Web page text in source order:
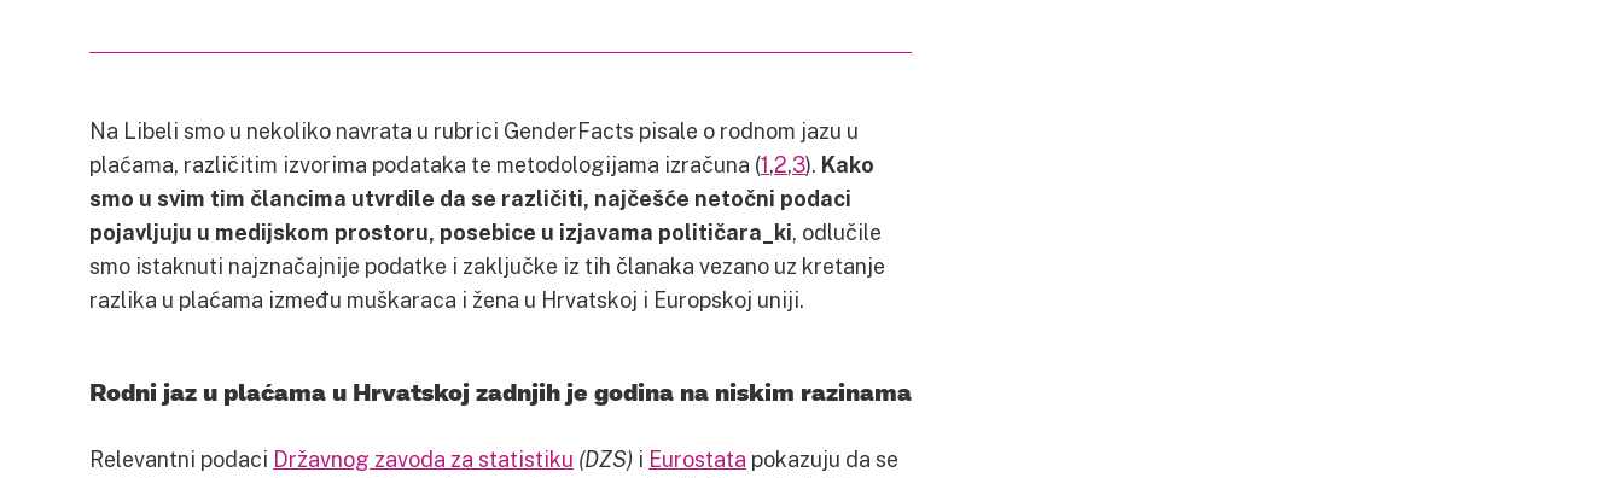
Na Libeli smo u nekoliko navrata u rubrici GenderFacts pisale o rodnom jazu u
plaćama, različitim izvorima podataka te metodologijama izračuna (1,2,3). Kako
smo u svim tim člancima utvrdile da se različiti, najčešće netočni podaci
pojavljuju u medijskom prostoru, posebice u izjavama političara_ki, odlučile
smo istaknuti najznačajnije podatke i zaključke iz tih članaka vezano uz kretanje
razlika u plaćama između muškaraca i žena u Hrvatskoj i Europskoj uniji.
Rodni jaz u plaćama u Hrvatskoj zadnjih je godina na niskim razinama
Relevantni podaci Državnog zavoda za statistiku (DZS) i Eurostata pokazuju da se